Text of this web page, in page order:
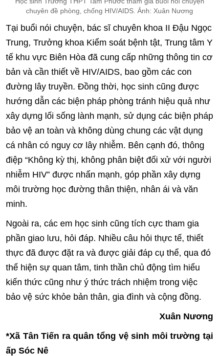
chuyên đề phòng, chống HIV/AIDS. Ảnh: Xuân Nương
Tại buổi nói chuyện, bác sĩ chuyên khoa II Đậu Ngọc
Trung, Trưởng khoa Kiểm soát bệnh tật, Trung tâm Y
tế khu vực Biên Hòa đã cung cấp những thông tin cơ
bản và cần thiết về HIV/AIDS, bao gồm các con
đường lây truyền. Đồng thời, học sinh cũng được
hướng dẫn các biện pháp phòng tránh hiệu quả như
xây dựng lối sống lành mạnh, sử dụng các biện pháp
bảo vệ an toàn và không dùng chung các vật dụng
cá nhân có nguy cơ lây nhiễm. Bên cạnh đó, thông
điệp “Không kỳ thị, không phân biệt đối xử với người
nhiễm HIV” được nhấn mạnh, góp phần xây dựng
môi trường học đường thân thiện, nhân ái và văn
minh.
Ngoài ra, các em học sinh cũng tích cực tham gia
phần giao lưu, hỏi đáp. Nhiều câu hỏi thực tế, thiết
thực đã được đặt ra và được giải đáp cụ thể, qua đó
thể hiện sự quan tâm, tinh thần chủ động tìm hiểu
kiến thức cũng như ý thức trách nhiệm trong việc
bảo vệ sức khỏe bản thân, gia đình và cộng đồng.
Xuân Nương
*Xã Tân Tiến ra quân tổng vệ sinh môi trường tại
ấp Sóc Nê